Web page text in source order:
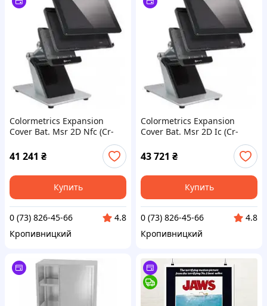
Colormetrics Expansion
Cover Bat. Msr 2D Nfc (Cr-
41 241 ₴
Купить
0 (73) 826-45-66
4.8
Кропивницкий
Colormetrics Expansion
Cover Bat. Msr 2D Ic (Cr-
43 721 ₴
Купить
0 (73) 826-45-66
4.8
Кропивницкий